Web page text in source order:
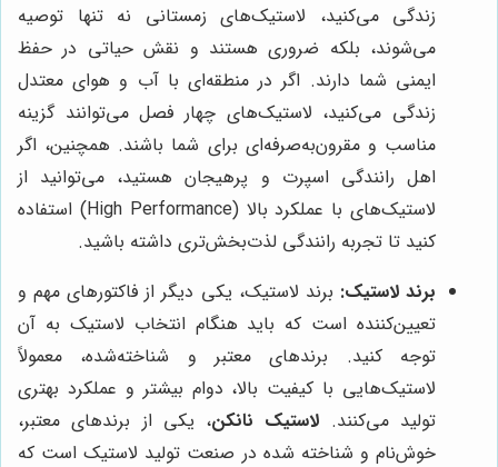
زندگی می‌کنید، لاستیک‌های زمستانی نه تنها توصیه
می‌شوند، بلکه ضروری هستند و نقش حیاتی در حفظ
ایمنی شما دارند. اگر در منطقه‌ای با آب و هوای معتدل
زندگی می‌کنید، لاستیک‌های چهار فصل می‌توانند گزینه
مناسب و مقرون‌به‌صرفه‌ای برای شما باشند. همچنین، اگر
اهل رانندگی اسپرت و پرهیجان هستید، می‌توانید از
لاستیک‌های با عملکرد بالا (High Performance) استفاده
کنید تا تجربه رانندگی لذت‌بخش‌تری داشته باشید.
برند لاستیک: برند لاستیک، یکی دیگر از فاکتورهای مهم و
تعیین‌کننده است که باید هنگام انتخاب لاستیک به آن
توجه کنید. برندهای معتبر و شناخته‌شده، معمولاً
لاستیک‌هایی با کیفیت بالا، دوام بیشتر و عملکرد بهتری
تولید می‌کنند. لاستیک نانکن، یکی از برندهای معتبر،
خوش‌نام و شناخته شده در صنعت تولید لاستیک است که